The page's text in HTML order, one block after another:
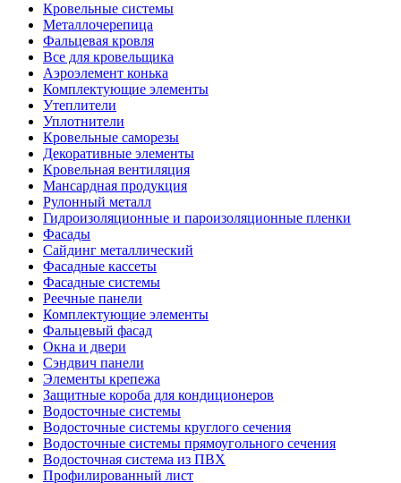
Кровельные системы
Металлочерепица
Фальцевая кровля
Все для кровельщика
Аэроэлемент конька
Комплектующие элементы
Утеплители
Уплотнители
Кровельные саморезы
Декоративные элементы
Кровельная вентиляция
Мансардная продукция
Рулонный металл
Гидроизоляционные и пароизоляционные пленки
Фасады
Сайдинг металлический
Фасадные кассеты
Фасадные системы
Реечные панели
Комплектующие элементы
Фальцевый фасад
Окна и двери
Сэндвич панели
Элементы крепежа
Защитные короба для кондиционеров
Водосточные системы
Водосточные системы круглого сечения
Водосточные системы прямоугольного сечения
Водосточная система из ПВХ
Профилированный лист